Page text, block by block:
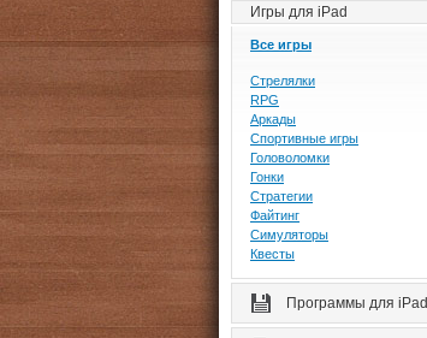
Игры для iPad
Все игры
Стрелялки
RPG
Аркады
Спортивные игры
Головоломки
Гонки
Стратегии
Файтинг
Симуляторы
Квесты
Программы для iPad